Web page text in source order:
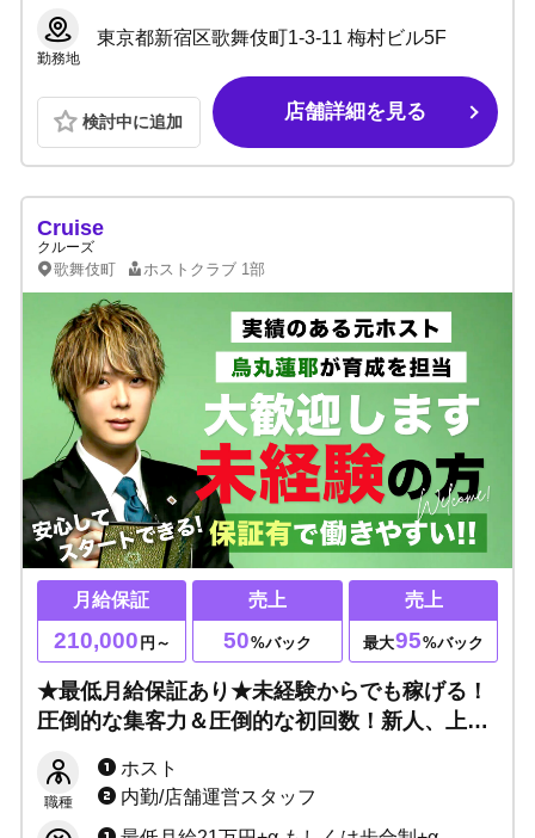
勤務地
東京都新宿区歌舞伎町1-3-11 梅村ビル5F
検討中に追加 店舗詳細を見る
Cruise
クルーズ
歌舞伎町 ホストクラブ 1部
月給保証
210,000 円～
売上
50%バック
売上
最大95%バック
★最低月給保証あり★未経験からでも稼げる！
圧倒的な集客力＆圧倒的な初回数！新人、上京
職種
ホスト
内勤/店舗運営スタッフ